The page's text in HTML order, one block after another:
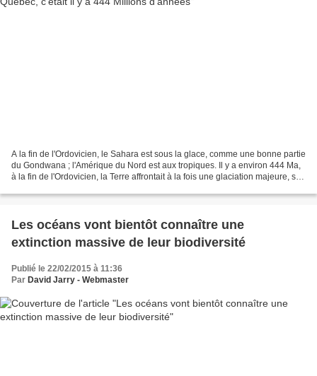
A la fin de l'Ordovicien, le Sahara est sous la glace, comme une bonne partie
du Gondwana ; l'Amérique du Nord est aux tropiques. Il y a environ 444 Ma,
à la fin de l'Ordovicien, la Terre affrontait à la fois une glaciation majeure, se
Les océans vont bientôt connaître une
extinction massive de leur biodiversité
Publié le 22/02/2015 à 11:36
Par David Jarry - Webmaster